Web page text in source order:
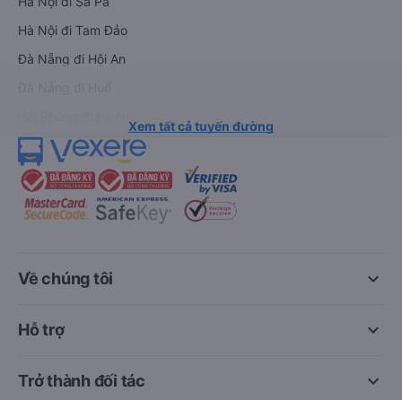
Hà Nội đi Tam Đảo
Đà Nẵng đi Hội An
Xem tất cả tuyến đường
keyboard_arrow_down
Về chúng tôi
keyboard_arrow_down
Hỗ trợ
keyboard_arrow_down
Trở thành đối tác